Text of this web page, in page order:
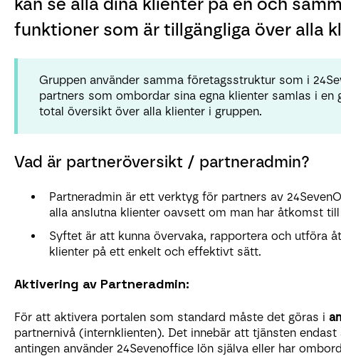
funktioner som är tillgängliga över alla
Gruppen använder samma företagsstruktur som i
partners som ombordar sina egna klienter samlas i en
total översikt över alla klienter i gruppen.
Vad är partneröversikt / partneradmin?
Partneradmin är ett verktyg för partners av
alla anslutna klienter oavsett om man har åtkomst
Syftet är att kunna övervaka, rapportera och utföra
klienter på ett enkelt och effektivt sätt.
Aktivering av Partneradmin:
För att aktivera portalen som standard måste det göras i
partnernivå (internklienten). Det innebär att tjänsten
antingen använder 24Sevenoffice lön själva eller har